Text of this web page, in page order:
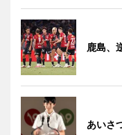
鹿島、
あいさ